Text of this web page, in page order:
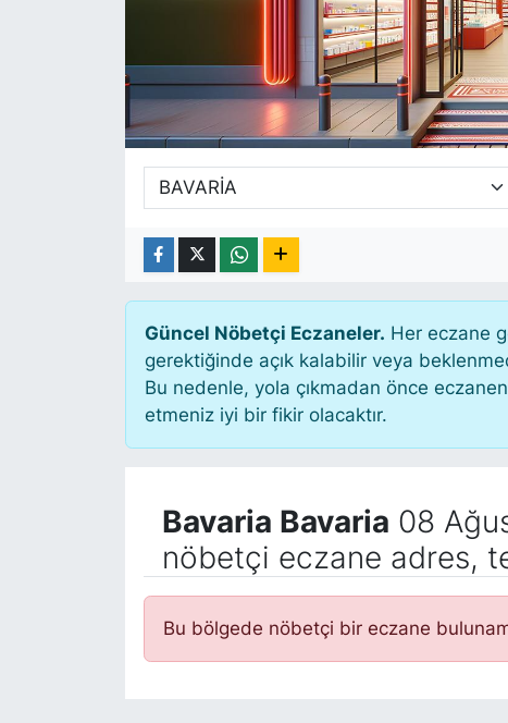
Güncel Nöbetçi Eczaneler. Her eczane
gerektiğinde açık kalabilir veya
Bu nedenle, yola çıkmadan önce
etmeniz iyi bir fikir olacaktır.
Bavaria Bavaria 08
nöbetçi eczane adres,
Bu bölgede nöbetçi bir eczane
SAĞLIK